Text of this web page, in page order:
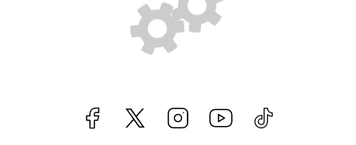
Facebook vipgoldsk Instagram YouTube